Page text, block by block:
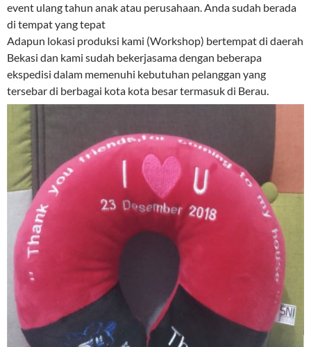
event ulang tahun anak atau perusahaan. Anda sudah berada
di tempat yang tepat
Adapun lokasi produksi kami (Workshop) bertempat di daerah
Bekasi dan kami sudah bekerjasama dengan beberapa
ekspedisi dalam memenuhi kebutuhan pelanggan yang
tersebar di berbagai kota kota besar termasuk di Berau.